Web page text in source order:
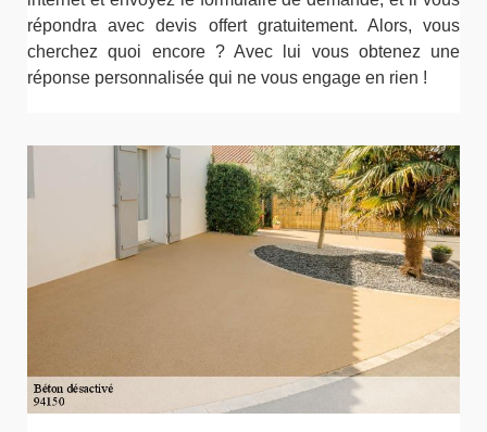
répondra avec devis offert gratuitement. Alors, vous
cherchez quoi encore ? Avec lui vous obtenez une
réponse personnalisée qui ne vous engage en rien !